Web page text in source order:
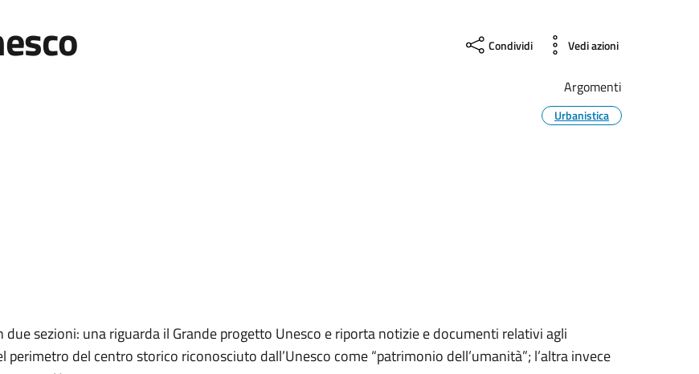
Condividi Vedi azioni
Argomenti
Urbanistica
sezioni: una riguarda il Grande progetto Unesco e riporta notizie e documenti relativi agli
del centro storico riconosciuto dall’Unesco come “patrimonio dell’umanità”; l’altra invece